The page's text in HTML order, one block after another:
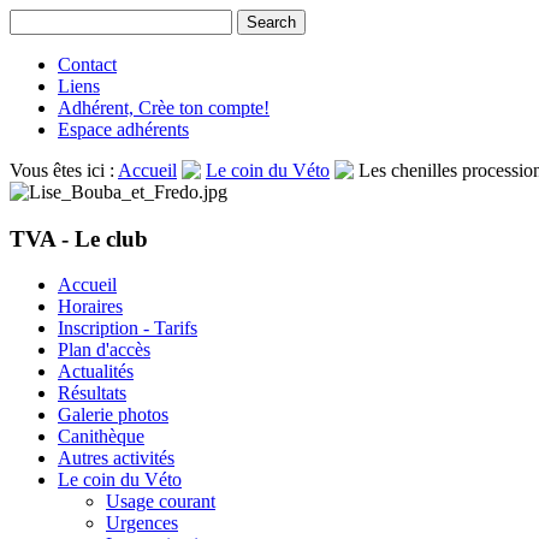
Contact
Liens
Adhérent, Crèe ton compte!
Espace adhérents
Vous êtes ici : Accueil Le coin du Véto Les chenilles
TVA - Le club
Accueil
Horaires
Inscription - Tarifs
Plan d'accès
Actualités
Résultats
Galerie photos
Canithèque
Autres activités
Le coin du Véto
Usage courant
Urgences